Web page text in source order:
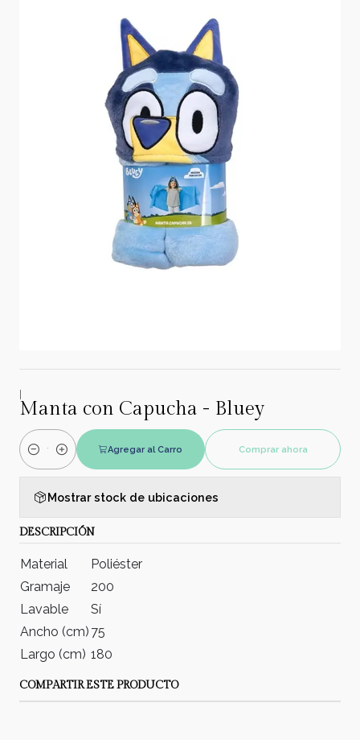
|
Manta con Capucha - Bluey
Cantidad
Agregar al Carro Comprar ahora
Mostrar stock de ubicaciones
DESCRIPCIÓN
Material
Poliéster
Gramaje
200
Lavable
Sí
Ancho (cm) 75
Largo (cm) 180
COMPARTIR ESTE PRODUCTO